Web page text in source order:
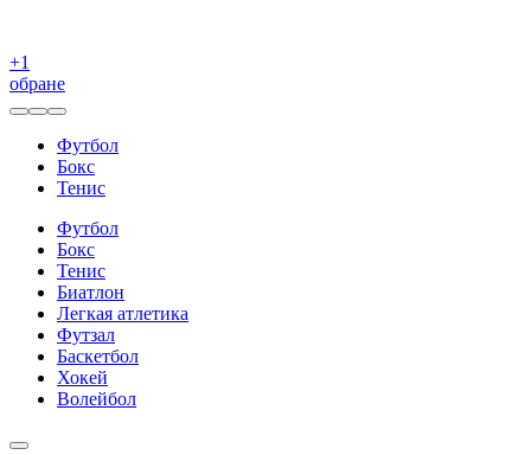
+1
обране
Футбол
Бокс
Тенис
Футбол
Бокс
Тенис
Биатлон
Легкая атлетика
Футзал
Баскетбол
Хокей
Волейбол